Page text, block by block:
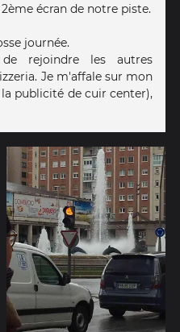
écran de notre piste.
journée.
rejoindre les autres
Je m'affale sur mon
publicité de cuir center),